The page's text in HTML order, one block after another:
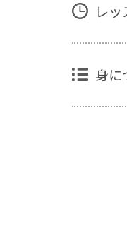
レ
身に